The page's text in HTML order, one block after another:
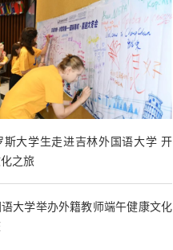
斯大学生走进吉林外国语大学 开
之旅
大学举办外籍教师端午健康文化